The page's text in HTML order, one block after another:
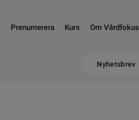
Prenumerera Kurs Om Vårdfokus
Nyhetsbrev